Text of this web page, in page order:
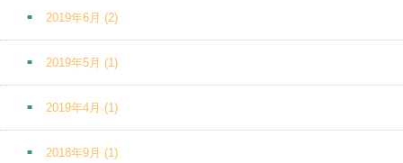
2019年6月 (2)
2019年5月 (1)
2019年4月 (1)
2018年9月 (1)